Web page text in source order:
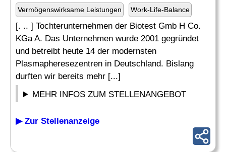
Vermögenswirksame Leistungen Work-Life-Balance
[. .. ] Tochterunternehmen der Biotest Gmb H Co.
KGa A. Das Unternehmen wurde 2001 gegründet
und betreibt heute 14 der modernsten
Plasmapheresezentren in Deutschland. Bislang
durften wir bereits mehr [...]
MEHR INFOS ZUM STELLENANGEBOT
▶ Zur Stellenanzeige